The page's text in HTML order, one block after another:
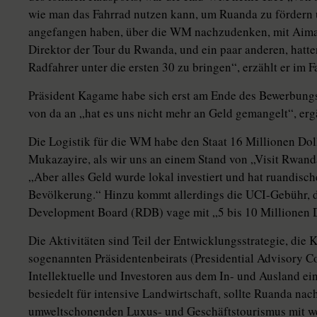
wie man das Fahrrad nutzen kann, um Ruanda zu
angefangen haben, über die WM nachzudenken, mit
Direktor der Tour du Rwanda, und ein paar anderen,
Radfahrer unter die ersten 30 zu bringen“, erzählt er im
Präsident Kagame habe sich erst am Ende des
von da an „hat es uns nicht mehr an Geld gemangelt“,
Die Logistik für die WM habe den Staat 16 Millionen
Mukazayire, als wir uns an einem Stand von „Visit
„Aber alles Geld wurde lokal investiert und hat
Bevölkerung.“ Hinzu kommt allerdings die UCI-Gebühr,
Development Board (RDB) vage mit „5 bis 10 Millionen
Die Aktivitäten sind Teil der Entwicklungsstrategie, die
sogenannten Präsidentenbeirats (Presidential Advisory
Intellektuelle und Investoren aus dem In- und Ausland
besiedelt für intensive Landwirtschaft, sollte Ruanda
umweltschonenden Luxus- und Geschäftstourismus mit